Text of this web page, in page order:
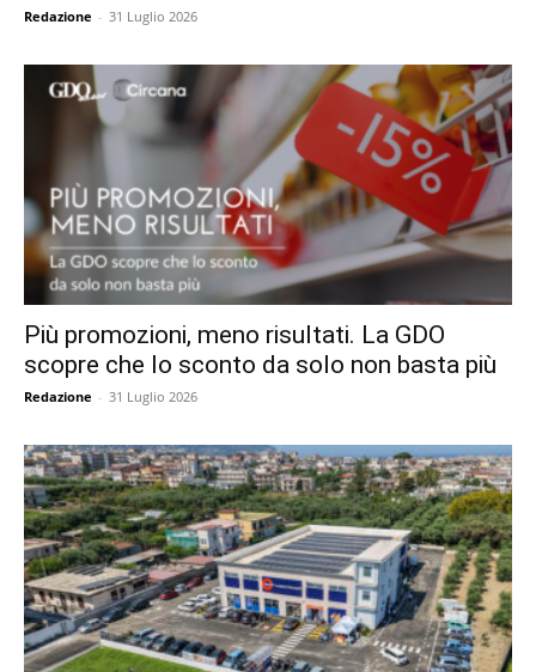
Redazione - 31 Luglio 2026
Più promozioni, meno risultati. La GDO
scopre che lo sconto da solo non basta più
Redazione - 31 Luglio 2026